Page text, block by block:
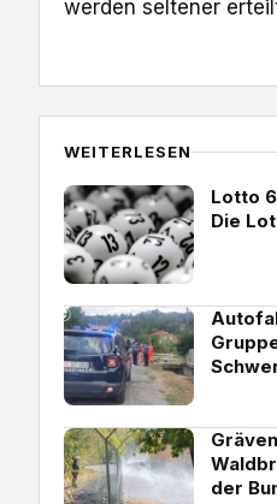
werden seltener
WEITERLESEN
Lotto
Die
der